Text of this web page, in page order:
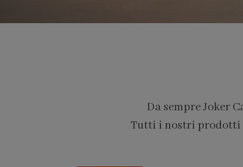
Da sempre Joker
Tutti i nostri prodotti